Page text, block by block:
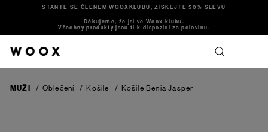
STAŇTE SE ČLENEM WOOXKLUBU, ZÍSKEJTE 50% SLEVU
Děkujeme, že jsi ve Woox klubu.
Všechny produkty jsou ti k dispozici za polovinu.
MUŽI / Oblečení / Košile / Košile BeniaJasper